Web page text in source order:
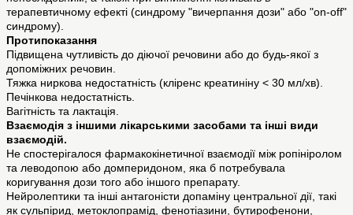
терапевтичному ефекті (синдрому "вичерпання дози" або "on-off"
синдрому).
Протипоказання
Підвищена чутливість до діючої речовини або до будь-якої з
допоміжних речовин.
Тяжка ниркова недостатність (кліренс креатиніну < 30 мл/хв).
Печінкова недостатність.
Вагітність та лактація.
Взаємодія з іншими лікарськими засобами та інші види
взаємодій.
Не спостерігалося фармакокінетичної взаємодії між ропініролом
та леводопою або домперидоном, яка б потребувала
коригування дози того або іншого препарату.
Нейролептики та інші антагоністи допаміну центральної дії, такі
як сульпірид, метоклопрамід, фенотіазини, бутирофенони,